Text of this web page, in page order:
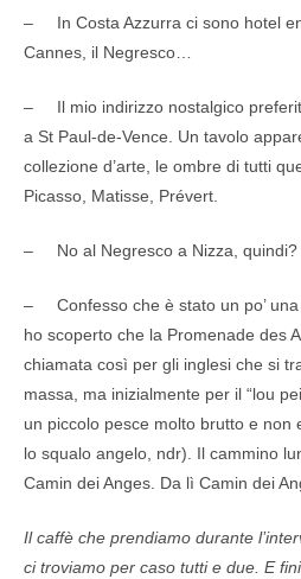
– In Costa Azzurra ci sono hotel
Cannes, il Negresco…
– Il mio indirizzo nostalgico
a St Paul-de-Vence. Un tavolo
collezione d’arte, le ombre di tutti
Picasso, Matisse, Prévert.
– No al Negresco a Nizza, quindi?
– Confesso che è stato un po’
ho scoperto che la Promenade des
chiamata così per gli inglesi che si
massa, ma inizialmente per il “lou
un piccolo pesce molto brutto e non
lo squalo angelo, ndr). Il cammino
Camin dei Anges. Da lì Camin dei
Il caffè che prendiamo durante
ci troviamo per caso tutti e due. E